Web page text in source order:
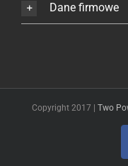
Dane firmowe
Copyright 2017 | Two